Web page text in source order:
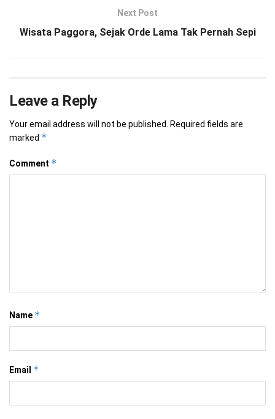
Next Post
Wisata Paggora, Sejak Orde Lama Tak Pernah Sepi
Leave a Reply
Your email address will not be published.
Required fields are
marked *
Comment *
Name *
Email *